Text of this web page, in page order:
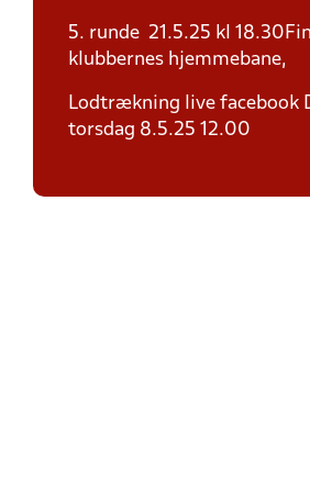
5. runde 21.5.25 kl
klubbernes hjemmebane,
Lodtrækning live facebook
torsdag 8.5.25 12.00